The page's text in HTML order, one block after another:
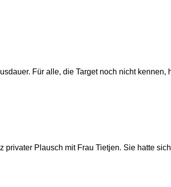
Für alle, die Target noch nicht
privater Plausch mit Frau Tietjen. Sie hatte